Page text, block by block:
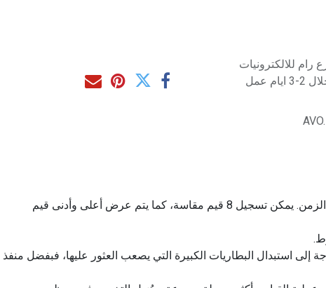
رام للالكترونيات
عمل
يمكن لملتميتر FNIRSI رسم تموج القيم المقاسة المتغيرة بمرور الوقت، بحيث يمكن ملاحظة تذبذب الجهد أو التيار مع الزمن. يمكن تسجيل 8 قيم مقاسة، كما يتم عرض أعلى وأدنى قيم
أطول. لم تعد بحاجة إلى استبدال البطاريات الكبيرة التي يصعب العثور عليها، فبفضل منفذ